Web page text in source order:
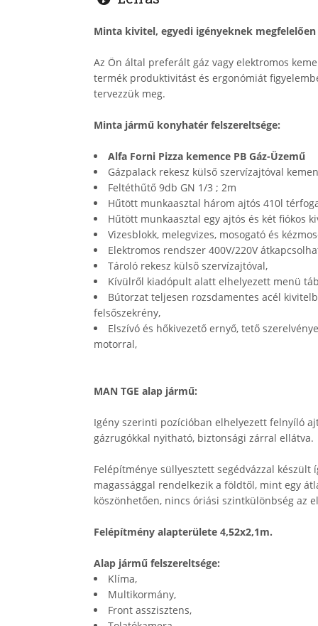
Minta kivitel, egyedi igényeknek
Az Ön által preferált gáz vagy elektromos
termék produktivitást és ergonómiát
tervezzük meg.
Minta jármű konyhatér felszereltsége:
Alfa Forni Pizza kemence PB Gáz-Üzemű
Gázpalack rekesz külső szervízajtóval
Feltéthűtő 9db GN 1/3 ; 2m
Hűtött munkaasztal három ajtós 410l
Hűtött munkaasztal egy ajtós és két fiókos
Vizesblokk, melegvizes, mosogató és
Elektromos rendszer 400V/220V
Tároló rekesz külső szervízajtóval,
Kívülről kiadópult alatt elhelyezett menü
Bútorzat teljesen rozsdamentes acél
felsőszekrény,
Elszívó és hőkivezető ernyő, tető
motorral,
MAN TGE alap jármű:
Igény szerinti pozícióban elhelyezett felnyíló
gázrugókkal nyitható, biztonsági zárral ellátva.
Felépítménye süllyesztett segédvázzal készült
magassággal rendelkezik a földtől, mint egy
köszönhetően, nincs óriási szintkülönbség az
Felépítmény alapterülete 4,52x2,1m.
Alap jármű felszereltsége:
Klíma,
Multikormány,
Front asszisztens,